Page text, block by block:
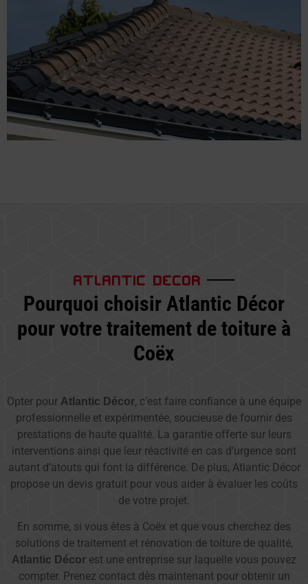
ATLANTIC DECOR
Pourquoi choisir Atlantic Décor
pour votre traitement de toiture à
Coëx
Opter pour Atlantic Décor, c’est faire confiance à une équipe
professionnelle et expérimentée, soucieuse de fournir des
prestations de haute qualité. La garantie offerte sur leurs
interventions ainsi que leur réactivité en cas d’urgence sont
autant d’atouts qui font la différence. De plus, Atlantic Décor
propose un devis gratuit pour vous aider à évaluer les coûts
de votre projet.
En somme, si vous êtes à Coëx et que vous cherchez des
solutions de traitement et rénovation de toiture de qualité,
Atlantic Décor est une entreprise sur laquelle vous pouvez
compter. Prenez contact dès maintenant pour obtenir un